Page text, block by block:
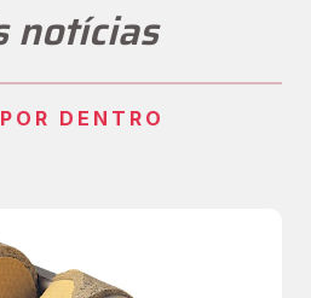
notícias
DENTRO